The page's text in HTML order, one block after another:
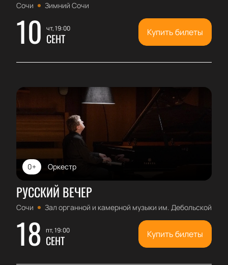
Сочи Зимний Сочи
10 чт, 19:00
СЕНТ Купить билеты
Оркестр
0+
РУССКИЙ ВЕЧЕР
Сочи Зал органной и камерной музыки им. Дебольской
18 пт, 19:00
СЕНТ Купить билеты